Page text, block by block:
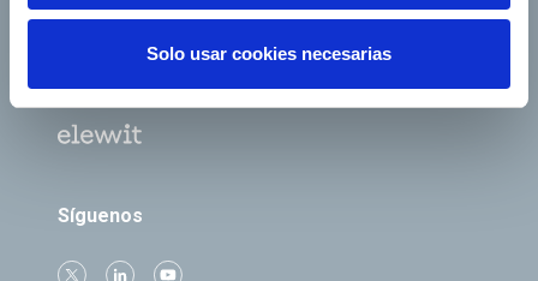
Solo usar cookies necesarias
Empresas del grupo
Síguenos